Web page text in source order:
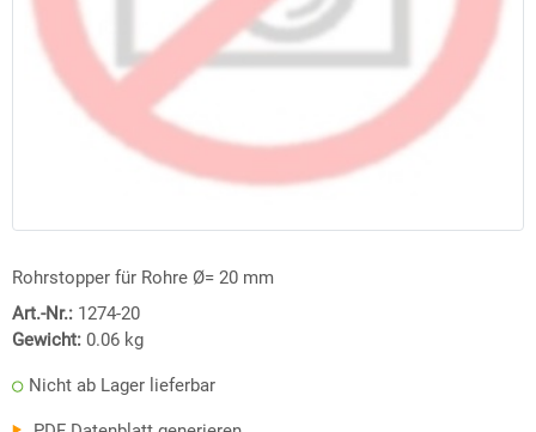
Rohrstopper für Rohre Ø= 20 mm
Art.-Nr.: 1274-20
Gewicht: 0.06 kg
Nicht ab Lager lieferbar